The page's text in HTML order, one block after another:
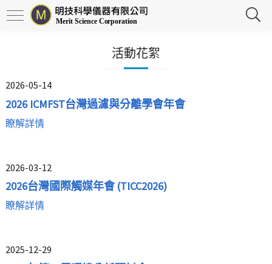
活動花絮
2026-05-14
2026 ICMFST台灣過濾與分離學會年會
瞭解詳情
2026-03-12
2026台灣國際觸媒年會 (TICC2026)
瞭解詳情
2025-12-29